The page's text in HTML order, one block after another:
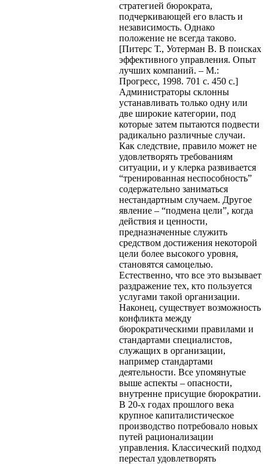
стратегией бюрократа,
подчеркивающей его власть и
независимость. Однако
положение не всегда таково.
[Питерс Т., Уотерман В. В поисках
эффективного управления. Опыт
лучших компаний. – М.:
Прогресс, 1998. 701 с. 450 с.]
Администраторы склонны
устанавливать только одну или
две широкие категории, под
которые затем пытаются подвести
радикально различные случаи.
Как следствие, правило может не
удовлетворять требованиям
ситуации, и у клерка развивается
“тренированная неспособность”
содержательно заниматься
нестандартным случаем. Другое
явление – “подмена цели”, когда
действия и ценности,
предназначенные служить
средством достижения некоторой
цели более высокого уровня,
становятся самоцелью.
Естественно, что все это вызывает
раздражение тех, кто пользуется
услугами такой организации.
Наконец, существует возможность
конфликта между
бюрократическими правилами и
стандартами специалистов,
служащих в организации,
например стандартами
деятельности. Все упомянутые
выше аспекты – опасности,
внутренне присущие бюрократии.
В 20-х годах прошлого века
крупное капиталистическое
производство потребовало новых
путей рационализации
управления. Классический подход
перестал удовлетворять